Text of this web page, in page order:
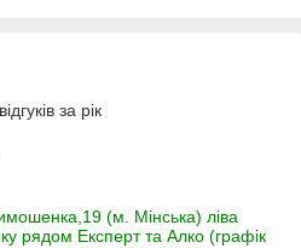
КАРНАВАЛЬНИХ КОСТЮМІВ.
наявності на складі.
цінами!!!
в усі регіони України як по
так і післяплатою.
за рік
(м. Мінська) ліва
рядом Експерт та Алко (графік